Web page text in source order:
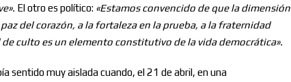
El otro es político: «Estamos convencido de que la dimensión
del corazón, a la fortaleza en la prueba, a la fraternidad
culto es un elemento constitutivo de la vida democrática».
sentido muy aislada cuando, el 21 de abril, en una